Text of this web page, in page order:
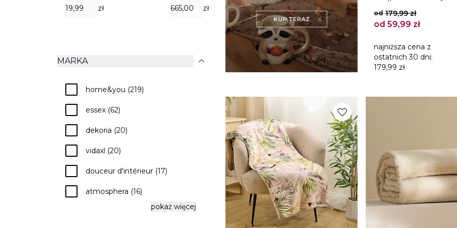
zł zł
MARKA expand_more
check home&you (219)
check essex (62)
check dekoria (20)
check vidaxl (20)
check douceur d'intérieur (17)
check atmosphera (16)
pokaż więcej
od 179,99 zł
od 59,99 zł
najniższa cena z
ostatnich 30 dni:
179,99 zł
favorite